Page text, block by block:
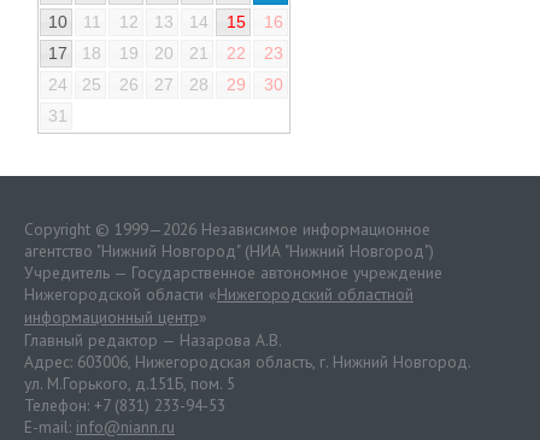
10
11 12 13 14 15
16
17
18 19 20 21 22
23
24
25 26 27 28 29
30
31
Copyright © 1999—2026 Независимое информационное
агентство "Нижний Новгород" (НИА "Нижний Новгород")
Учредитель — Государственное автономное учреждение
Нижегородской области «Нижегородский областной
информационный центр»
Главный редактор — Назарова А.В.
Адрес: 603006, Нижегородская область, г. Нижний Новгород.
ул. М.Горького, д.151Б, пом. 5
Телефон: +7 (831) 233-94-53
E-mail: info@niann.ru